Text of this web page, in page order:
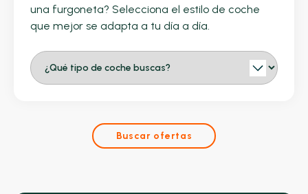
una furgoneta? Selecciona el estilo de coche
que mejor se adapta a tu día a día.
Buscar ofertas